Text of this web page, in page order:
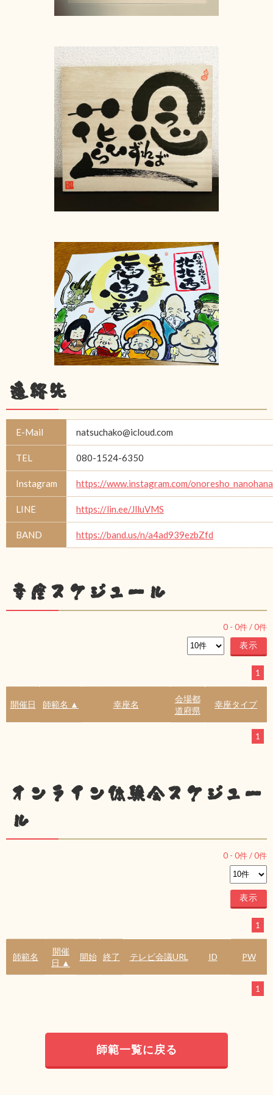
連絡先
E-Mail natsuchako@icloud.com
TEL 080-1524-6350
Instagram https://www.instagram.com/onoresho_nanohana
LINE https://lin.ee/JlluVMS
BAND https://band.us/n/a4ad939ezbZfd
幸座スケジュール
0 - 0件 /0件
1
開催日 師範名 ▲ 幸座名
会場都
道府県
幸座タイプ
1
オンライン体験会スケジュー
ル
0 - 0件 /0件
1
師範名
開催
日 ▲
開始 終了 テレビ会議URL ID PW
1
師範一覧に戻る